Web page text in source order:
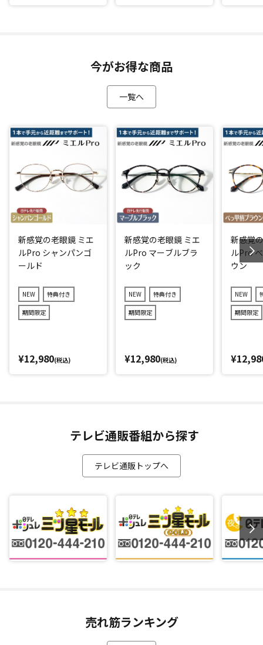
今がお得な商品
一覧へ
新感覚の老眼鏡 ミエ
ルPro シャンパンゴ
ールド
NEW 特典付き
期間限定
¥12,980(税込)
新感覚の老眼鏡 ミエ
ルPro マーブルブラ
ック
NEW 特典付き
期間限定
¥12,980(税込)
新感覚
ルPro
ウン
NEW
期間限定
テレビ通販番組から探す
テレビ通販トップへ
売れ筋ランキング